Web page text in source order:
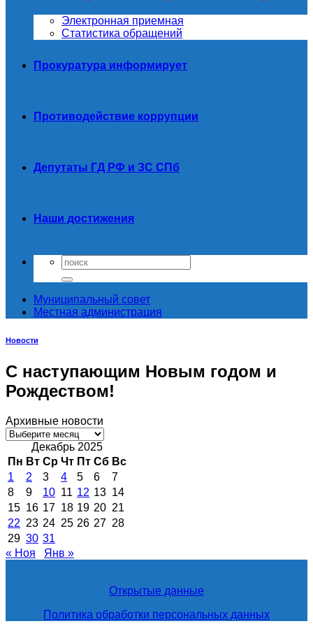
Электронная приемная
Статистика обращений
Прокуратура информирует
Противодействие коррупции
Депутаты ГД РФ и ЗС СПб
Наши достижения
Муниципальный совет
Местная администрация
Новости
С наступающим Новым годом и
Рождеством!
Архивные новости
Архивные
новостиДекабрь 2025
Пн Вт Ср Чт Пт Сб Вс
1
2 3 4 5 6
7
8
9 10 11 12 13 14
15 16 17 18 19 20 21
22 23 24 25 26 27 28
29 30 31
« Ноя
Янв »
Открытые данные
Политика обработки персональных данных